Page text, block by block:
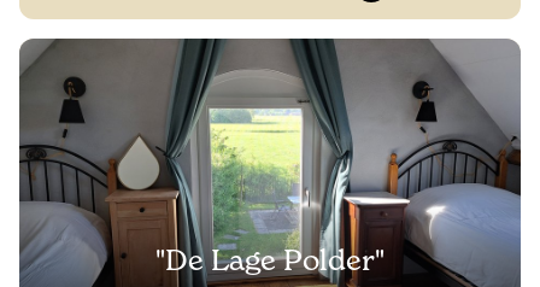
"De Lage Polder"